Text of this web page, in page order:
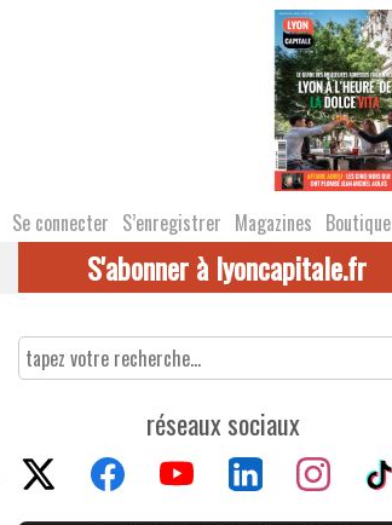
Se connecter S’enregistrer Magazines Boutique
S'abonner à lyoncapitale.fr
réseaux sociaux